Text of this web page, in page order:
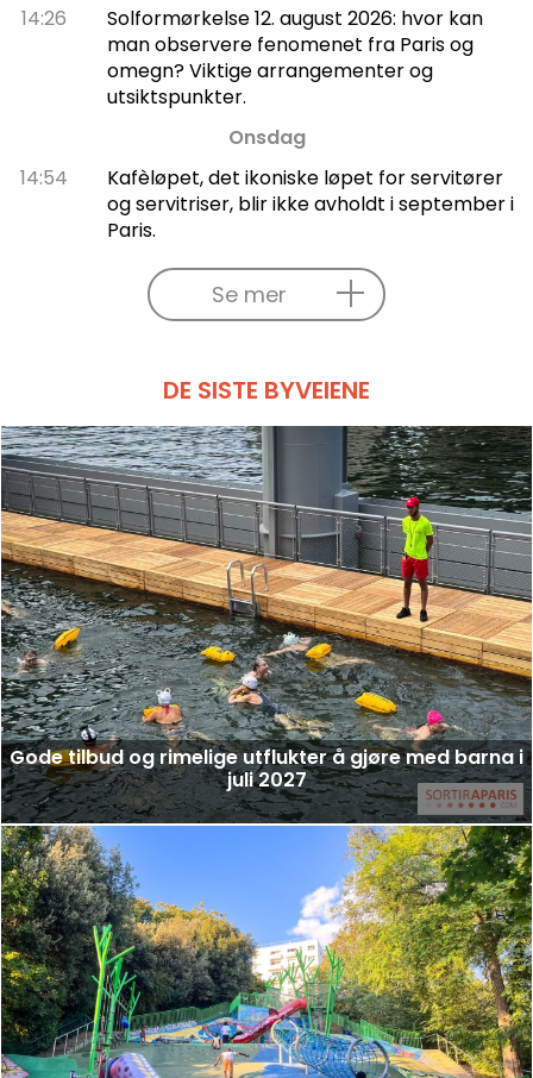
14:26
Solformørkelse 12. august 2026: hvor kan
man observere fenomenet fra Paris og
omegn? Viktige arrangementer og
utsiktspunkter.
Onsdag
14:54
Kafèløpet, det ikoniske løpet for servitører
og servitriser, blir ikke avholdt i september i
Paris.
Se mer
DE SISTE BYVEIENE
Gode tilbud og rimelige utflukter å gjøre med barna i
juli 2027